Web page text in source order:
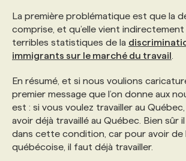
La première problématique est que la
comprise, et qu’elle vient indirectement
terribles statistiques de la
immigrants sur le marché du travail
En résumé, et si nous voulions
premier message que l’on donne aux
est : si vous voulez travailler au
avoir déjà travaillé au Québec. Bien sûr
dans cette condition, car pour avoir de
québécoise, il faut déjà travailler.